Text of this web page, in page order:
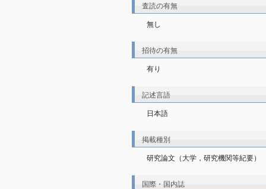
査読の有無
無し
招待の有無
有り
記述言語
日本語
掲載種別
研究論文（大学，研究機関等紀要）
国際・国内誌